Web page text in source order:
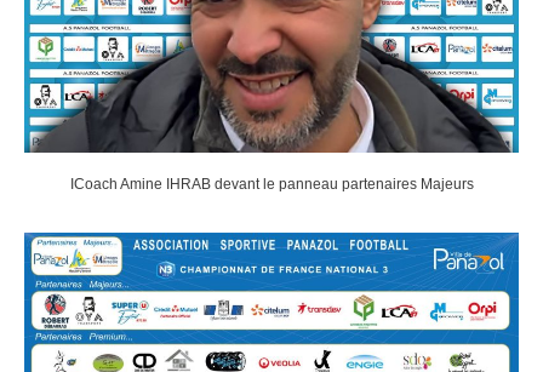
ICoach Amine IHRAB devant le panneau partenaires Majeurs